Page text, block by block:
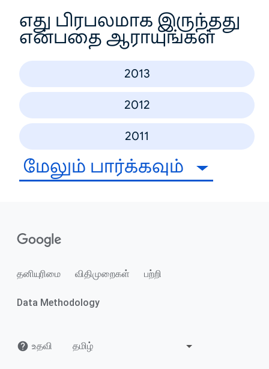
எது பிரபலமாக இருந்தது
என்பதை ஆராயுங்கள்
2013
2012
2011
மேலும் பார்க்கவும்
தனியுரிமை விதிமுறைகள் பற்றி
Data Methodology
உதவி